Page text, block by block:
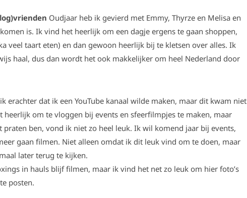
Oudjaar heb ik gevierd met Emmy, Thyrze en Melisa en
is. Ik vind het heerlijk om een dagje ergens te gaan shoppen,
veel taart eten) en dan gewoon heerlijk bij te kletsen over alles. Ik
haal, dus dan wordt het ook makkelijker om heel Nederland door
erachter dat ik een YouTube kanaal wilde maken, maar dit kwam niet
heerlijk om te vloggen bij events en sfeerfilmpjes te maken, maar
ben, vond ik niet zo heel leuk. Ik wil komend jaar bij events,
gaan filmen. Niet alleen omdat ik dit leuk vind om te doen, maar
later terug te kijken.
in hauls blijf filmen, maar ik vind het net zo leuk om hier foto’s
posten.